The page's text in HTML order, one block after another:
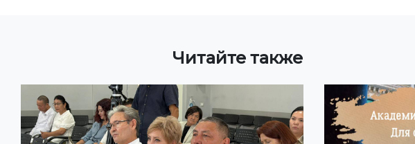
Читайте также